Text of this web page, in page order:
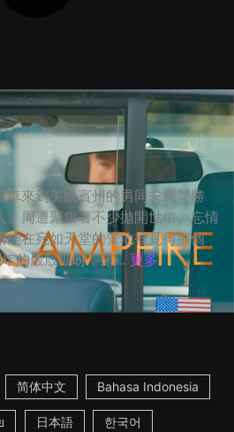
車來到美國賓州的男同志露營勝
。周遭聚集著不少拋開世俗、忘情
能在宛如天堂的營地裡覓得那個
的殷殷期盼，來... 更多
简体中文 Bahasa Indonesia
日本語 한국어